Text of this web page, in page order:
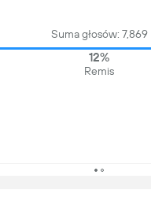
Suma głosów: 7,869
12%
Remis